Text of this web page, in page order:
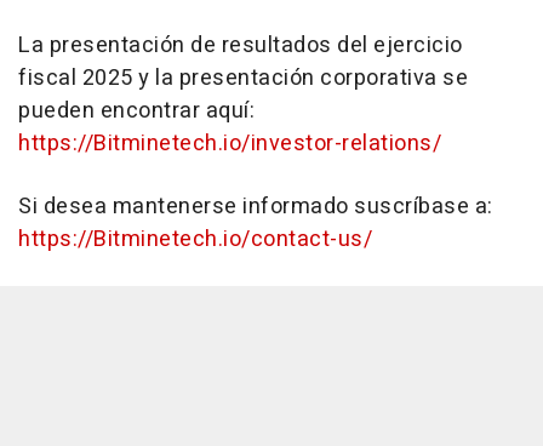
La presentación de resultados del ejercicio
fiscal 2025 y la presentación corporativa se
pueden encontrar aquí:
https://Bitminetech.io/investor-relations/
Si desea mantenerse informado suscríbase a:
https://Bitminetech.io/contact-us/